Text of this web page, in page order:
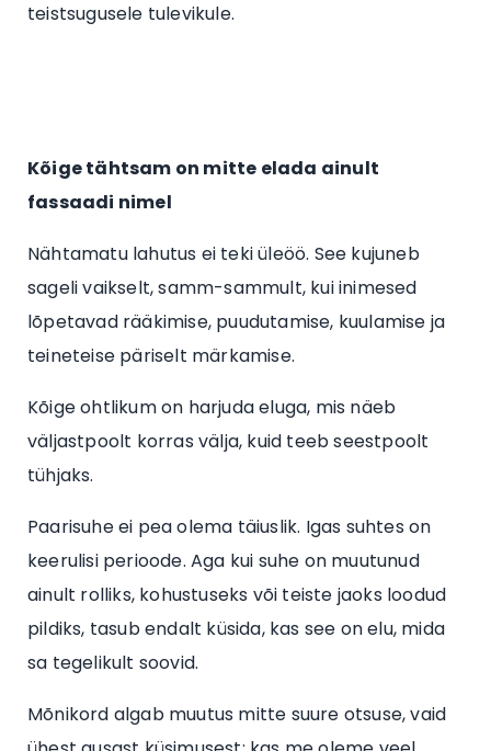
teistsugusele tulevikule.
Kõige tähtsam on mitte elada ainult
fassaadi nimel
Nähtamatu lahutus ei teki üleöö. See kujuneb
sageli vaikselt, samm-sammult, kui inimesed
lõpetavad rääkimise, puudutamise, kuulamise ja
teineteise päriselt märkamise.
Kõige ohtlikum on harjuda eluga, mis näeb
väljastpoolt korras välja, kuid teeb seestpoolt
tühjaks.
Paarisuhe ei pea olema täiuslik. Igas suhtes on
keerulisi perioode. Aga kui suhe on muutunud
ainult rolliks, kohustuseks või teiste jaoks loodud
pildiks, tasub endalt küsida, kas see on elu, mida
sa tegelikult soovid.
Mõnikord algab muutus mitte suure otsuse, vaid